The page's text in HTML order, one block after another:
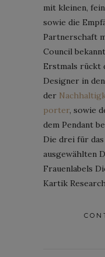
mit kleinen,
sowie die
Partnerschaft
Council
Erstmals rückt
Designer in
der
porter, sowie
dem Pendant
Die drei für
ausgewählten
Frauenlabels
Kartik